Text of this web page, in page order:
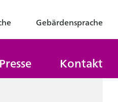
Gebärdensprache
Presse Kontakt